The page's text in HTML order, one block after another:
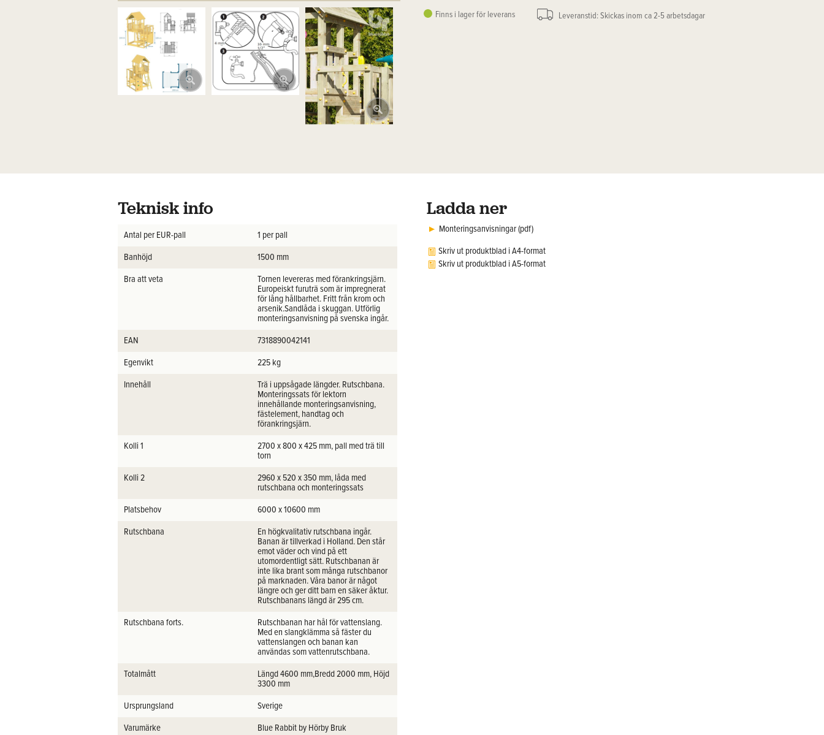
Finns i lager för leverans Leveranstid: Skickas inom ca 2-5 arbetsdagar
Teknisk info
Antal per EUR-pall
1 per pall
Banhöjd
1500 mm
Bra att veta
Tornen levereras med förankringsjärn.
Europeiskt furuträ som är impregnerat
för lång hållbarhet. Fritt från krom och
arsenik.Sandlåda i skuggan. Utförlig
monteringsanvisning på svenska ingår.
EAN
7318890042141
Egenvikt
225 kg
Innehåll
Trä i uppsågade längder. Rutschbana.
Monteringssats för lektorn
innehållande monteringsanvisning,
fästelement, handtag och
förankringsjärn.
Kolli 1
2700 x 800 x 425 mm, pall med trä till
torn
Kolli 2
2960 x 520 x 350 mm, låda med
rutschbana och monteringssats
Platsbehov
6000 x 10600 mm
Rutschbana
En högkvalitativ rutschbana ingår.
Banan är tillverkad i Holland. Den står
emot väder och vind på ett
utomordentligt sätt. Rutschbanan är
inte lika brant som många rutschbanor
på marknaden. Våra banor är något
längre och ger ditt barn en säker åktur.
Rutschbanans längd är 295 cm.
Rutschbana forts.
Rutschbanan har hål för vattenslang.
Med en slangklämma så fäster du
vattenslangen och banan kan
användas som vattenrutschbana.
Totalmått
Längd 4600 mm,Bredd 2000 mm, Höjd
3300 mm
Ursprungsland
Sverige
Varumärke
Blue Rabbit by Hörby Bruk
Ladda ner
Monteringsanvisningar (pdf)
Skriv ut produktblad i A4-format
Skriv ut produktblad i A5-format